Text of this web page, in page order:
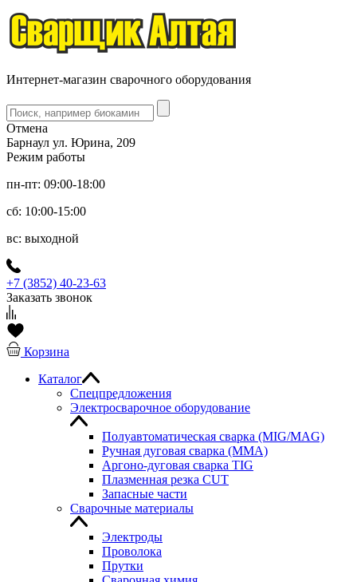
Интернет-магазин сварочного оборудования
Отмена
Барнаул ул. Юрина, 209
Режим работы
пн-пт: 09:00-18:00
сб: 10:00-15:00
вс: выходной
+7 (3852) 40-23-63
Заказать звонок
Корзина
Каталог
Спецпредложения
Электросварочное оборудование
Полуавтоматическая сварка (MIG/MAG)
Ручная дуговая сварка (MMA)
Аргоно-дуговая сварка TIG
Плазменная резка CUT
Запасные части
Сварочные материалы
Электроды
Проволока
Прутки